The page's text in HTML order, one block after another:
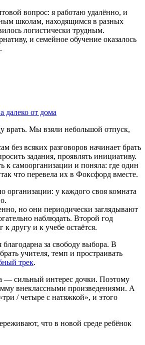
вопрос: я работаю удалённо, и
школам, находящимся в разных
логистически трудным.
и семейное обучение оказалось
далеко от дома
врать. Мы взяли небольшой отпуск,
без всяких разговоров начинает брать
задания, проявлять инициативу.
к самоорганизации и поняла: где один
что перевела их в Фоксфорд вместе.
организации: у каждого своя комната
но они периодически заглядывают
наблюдать. Второй год
к другу и к учебе остаётся.
за свободу выбора. В
учителя, темп и простраивать
трек.
— сильный интерес дочки. Поэтому
внеклассными произведениями. А
/ четыре с натяжкой», и этого
что в новой среде ребёнок